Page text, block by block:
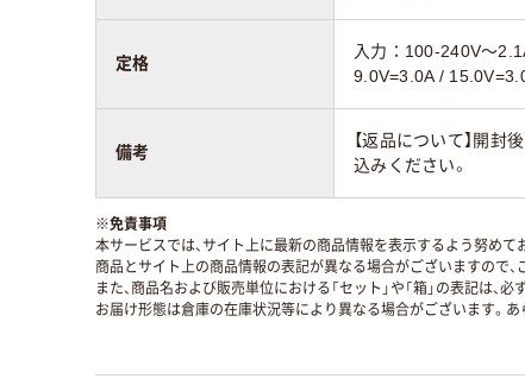
定格
入力：100-240V～
9.0V=3.0A /
備考
【返品について】開
込みください。
※免責事項
本サービスでは、サイト上に最新の商品情報を表示するよう努めて
商品とサイト上の商品情報の表記が異なる場合がございますので
また、商品名および販売単位における「セット」や「箱」の表記は、
お届け形態は倉庫の在庫状況等により異なる場合がございます。あ